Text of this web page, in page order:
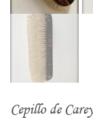
Cepillo de Carey